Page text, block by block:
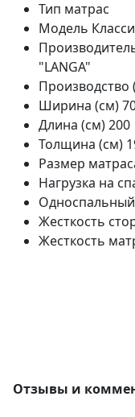
Тип матрас
Модель
"LANGA"
Производство
Ширина (см)
Длина (см)200
Толщина (см)
Размер
Нагрузка на
Односпальный
Жесткость
Жесткость
Отзывы и